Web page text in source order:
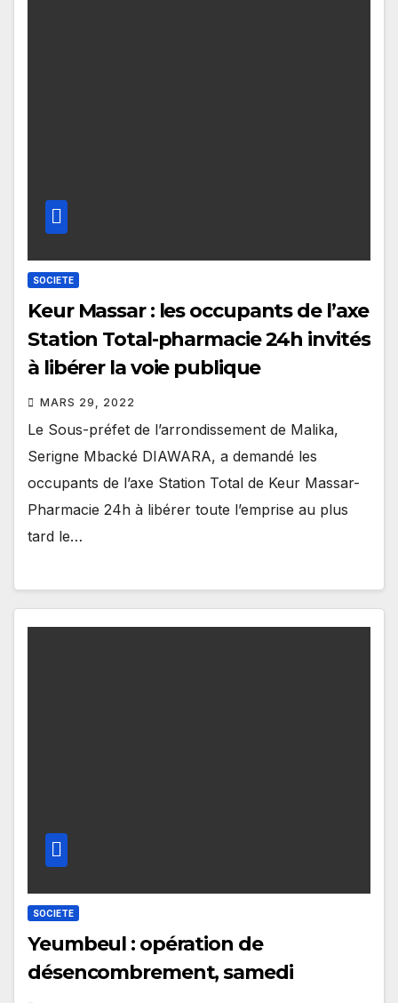
SOCIETE
Keur Massar : les occupants de l’axe
Station Total-pharmacie 24h invités
à libérer la voie publique
MARS 29, 2022
Le Sous-préfet de l’arrondissement de Malika,
Serigne Mbacké DIAWARA, a demandé les
occupants de l’axe Station Total de Keur Massar-
Pharmacie 24h à libérer toute l’emprise au plus
tard le…
SOCIETE
Yeumbeul : opération de
désencombrement, samedi